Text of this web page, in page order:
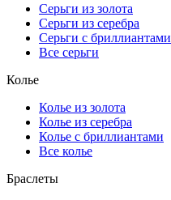
Серьги из золота
Серьги из серебра
Серьги с бриллиантами
Все серьги
Колье
Колье из золота
Колье из серебра
Колье с бриллиантами
Все колье
Браслеты